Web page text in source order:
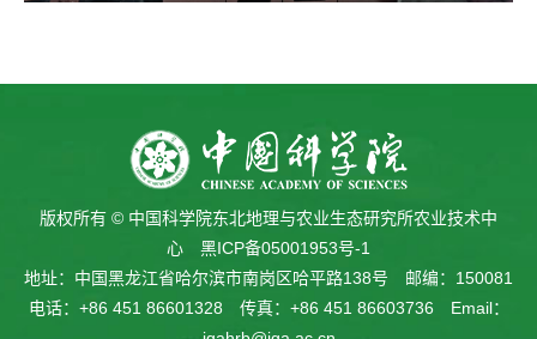
版权所有 © 中国科学院东北地理与农业生态研究所农业技术中
心 黑ICP备05001953号-1
地址：中国黑龙江省哈尔滨市南岗区哈平路138号 邮编：150081
电话：+86 451 86601328 传真：+86 451 86603736 Email：